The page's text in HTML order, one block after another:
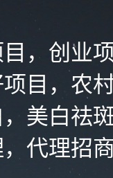
，创业
目，农村
美白祛
代理招